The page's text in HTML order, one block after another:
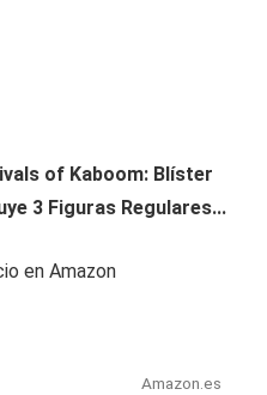
of Kaboom: Blíster
3 Figuras Regulares...
en Amazon
Amazon.es